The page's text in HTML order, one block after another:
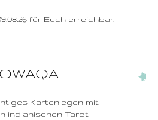
für Euch erreichbar.
(1)
Kartenlegen mit
indianischen Tarot